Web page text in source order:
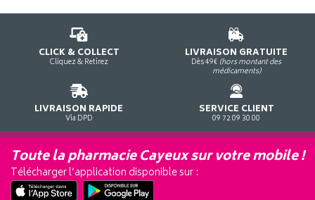
CLICK & COLLECT
Cliquez & Retirez
LIVRAISON GRATUITE
Dès 49€ (hors montant des
médicaments)
LIVRAISON RAPIDE
Via DPD
SERVICE CLIENT
09 72 09 30 00
Toute la pharmacie Cayeux sur votre mobile !
Télécharger l’application disponible sur :